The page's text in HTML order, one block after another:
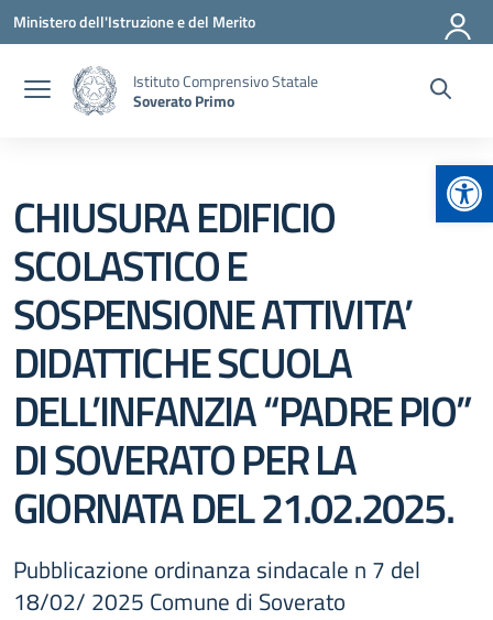
Vai ai contenuti
Vai al menu di navigazione
Vai al footer
Ministero dell'Istruzione e del Merito
Istituto Comprensivo Statale
Soverato Primo
CHIUSURA EDIFICIO
SCOLASTICO E
SOSPENSIONE ATTIVITA’
DIDATTICHE SCUOLA
DELL’INFANZIA “PADRE PIO”
DI SOVERATO PER LA
GIORNATA DEL 21.02.2025.
Pubblicazione ordinanza sindacale n 7 del
18/02/ 2025 Comune di Soverato